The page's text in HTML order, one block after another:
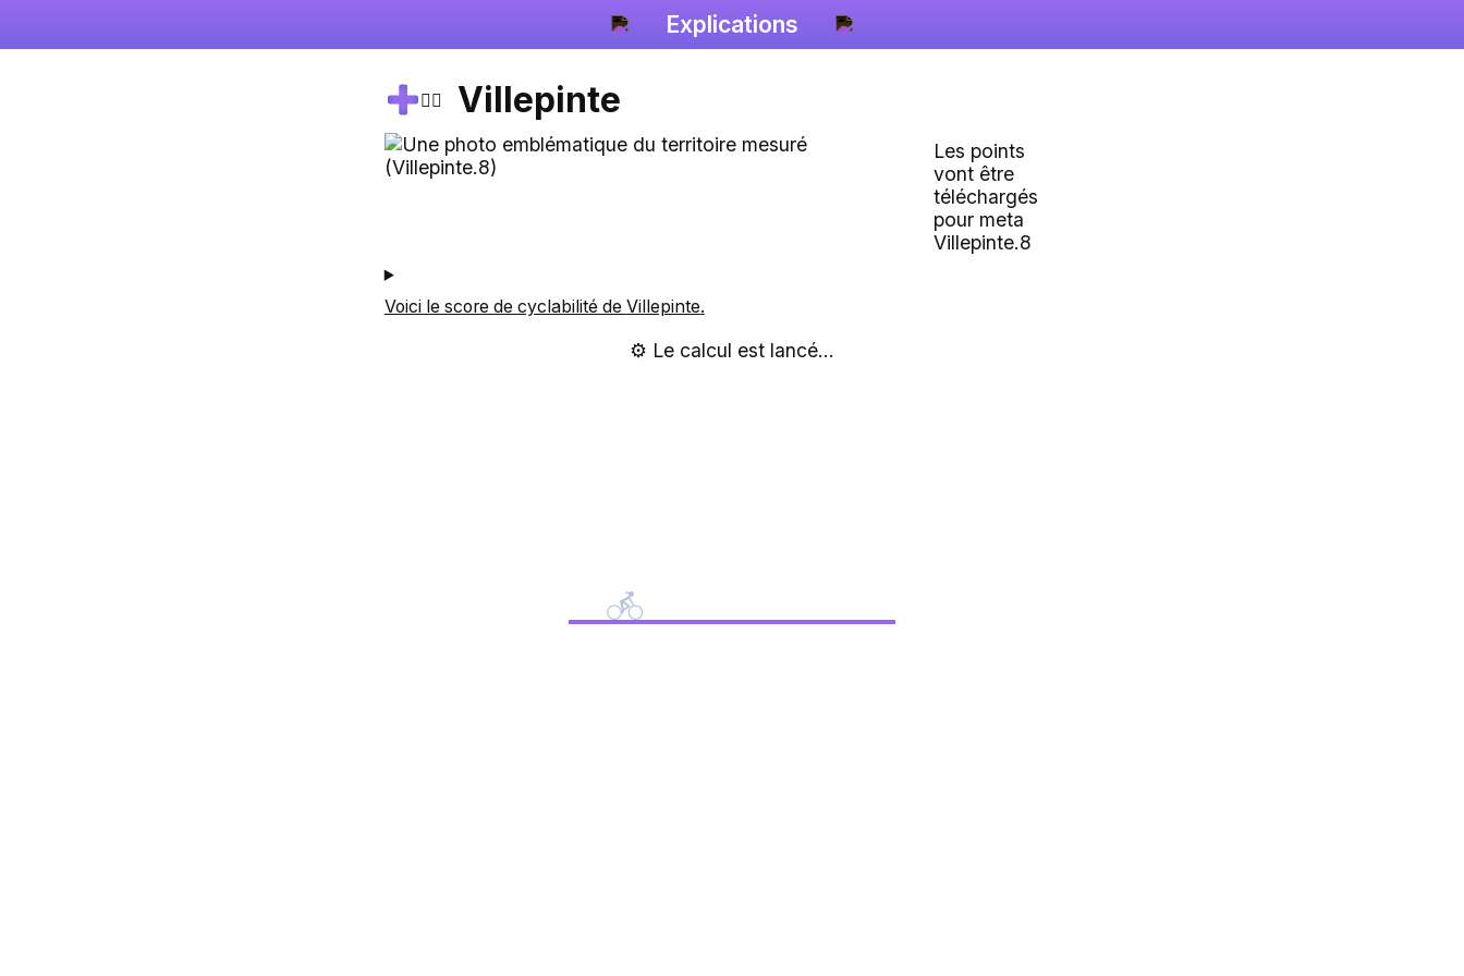
Explications
🚴‍♂️ Villepinte
Les points
vont être
téléchargés
pour meta
Villepinte.8
Voici le score de cyclabilité de Villepinte.
⚙️ Le calcul est lancé...